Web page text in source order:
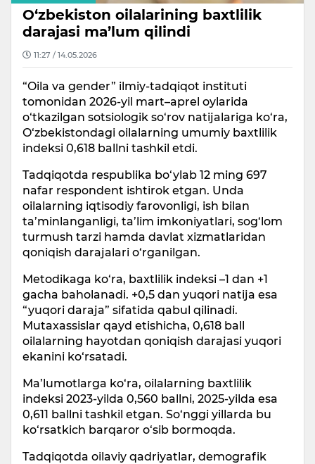
O‘zbekiston oilalarining baxtlilik
darajasi ma’lum qilindi
11:27 / 14.05.2026
“Oila va gender” ilmiy-tadqiqot instituti
tomonidan 2026-yil mart–aprel oylarida
o‘tkazilgan sotsiologik so‘rov natijalariga ko‘ra,
O‘zbekistondagi oilalarning umumiy baxtlilik
indeksi 0,618 ballni tashkil etdi.
Tadqiqotda respublika bo‘ylab 12 ming 697
nafar respondent ishtirok etgan. Unda
oilalarning iqtisodiy farovonligi, ish bilan
ta’minlanganligi, ta’lim imkoniyatlari, sog‘lom
turmush tarzi hamda davlat xizmatlaridan
qoniqish darajalari o‘rganilgan.
Metodikaga ko‘ra, baxtlilik indeksi –1 dan +1
gacha baholanadi. +0,5 dan yuqori natija esa
“yuqori daraja” sifatida qabul qilinadi.
Mutaxassislar qayd etishicha, 0,618 ball
oilalarning hayotdan qoniqish darajasi yuqori
ekanini ko‘rsatadi.
Ma’lumotlarga ko‘ra, oilalarning baxtlilik
indeksi 2023-yilda 0,560 ballni, 2025-yilda esa
0,611 ballni tashkil etgan. So‘nggi yillarda bu
ko‘rsatkich barqaror o‘sib bormoqda.
Tadqiqotda oilaviy qadriyatlar, demografik